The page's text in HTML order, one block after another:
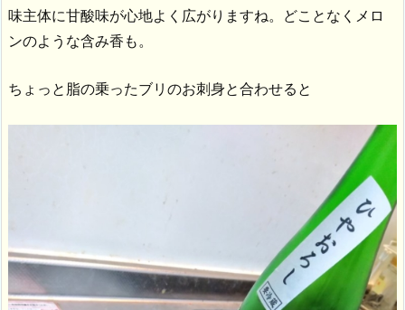
味主体に甘酸味が心地よく広がりますね。どことなくメロ
ンのような含み香も。
ちょっと脂の乗ったブリのお刺身と合わせると